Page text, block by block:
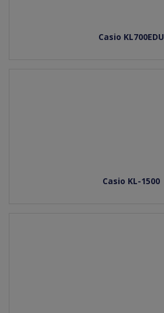
Casio KL700EDU
Casio KL-1500